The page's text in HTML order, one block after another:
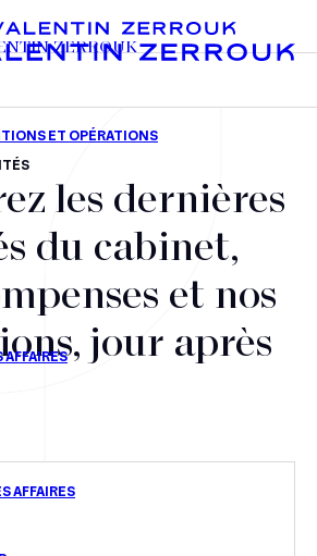
ZERROUK
et opérations stratégiques
les dernières
du cabinet,
et nos
jour après